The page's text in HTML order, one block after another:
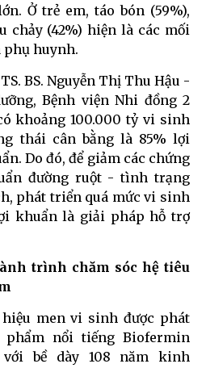
Ở trẻ em, táo bón (59%),
chảy (42%) hiện là các mối
phụ huynh.
BS. Nguyễn Thị Thu Hậu -
Bệnh viện Nhi đồng 2
khoảng 100.000 tỷ vi sinh
thái cân bằng là 85% lợi
Do đó, để giảm các chứng
đường ruột - tình trạng
phát triển quá mức vi sinh
khuẩn là giải pháp hỗ trợ
trình chăm sóc hệ tiêu
men vi sinh được phát
nổi tiếng Biofermin
với bề dày 108 năm kinh